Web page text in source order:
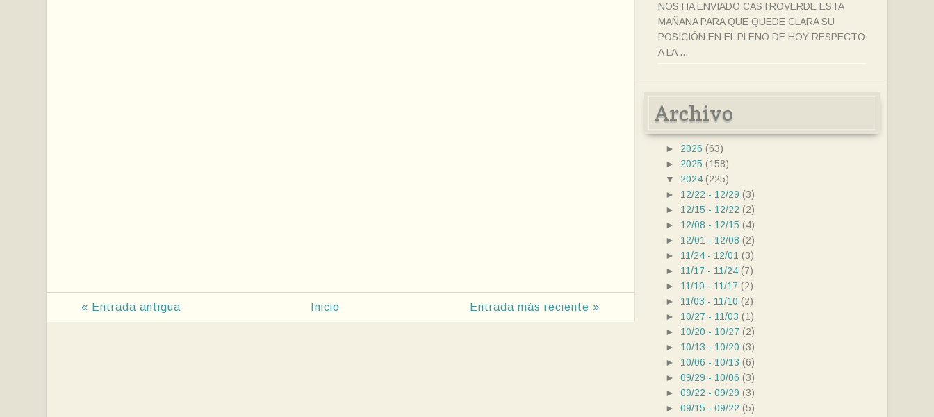
Entrada más reciente »
« Entrada antigua Inicio
NOS HA ENVIADO CASTROVERDE ESTA
MAÑANA PARA QUE QUEDE CLARA SU
POSICIÓN EN EL PLENO DE HOY RESPECTO
A LA ...
Archivo
► 2026 (63)
► 2025 (158)
▼
2024 (225)
► 12/22 - 12/29 (3)
► 12/15 - 12/22 (2)
► 12/08 - 12/15 (4)
► 12/01 - 12/08 (2)
► 11/24 - 12/01 (3)
► 11/17 - 11/24 (7)
► 11/10 - 11/17 (2)
► 11/03 - 11/10 (2)
► 10/27 - 11/03 (1)
► 10/20 - 10/27 (2)
► 10/13 - 10/20 (3)
► 10/06 - 10/13 (6)
► 09/29 - 10/06 (3)
► 09/22 - 09/29 (3)
► 09/15 - 09/22 (5)